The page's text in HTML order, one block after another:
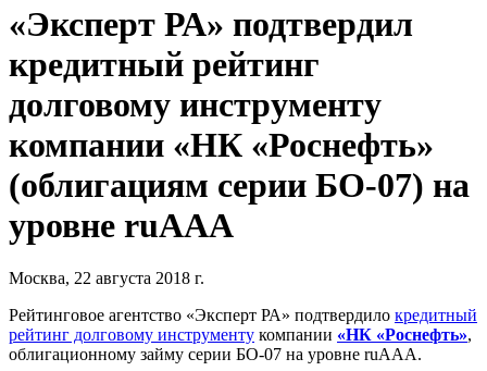
«Эксперт РА» подтвердил
кредитный рейтинг
долговому инструменту
компании «НК «Роснефть»
(облигациям серии БО-07) на
уровне ruAAA
Москва, 22 августа 2018 г.
Рейтинговое агентство «Эксперт РА» подтвердило кредитный
рейтинг долговому инструменту компании «НК «Роснефть»,
облигационному займу серии БО-07 на уровне ruAAA.